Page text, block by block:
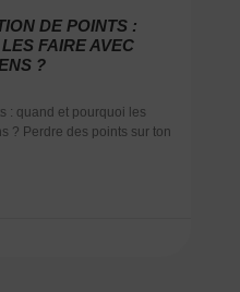
DE POINTS :
FAIRE AVEC
?
: quand et pourquoi les
? Perdre des points sur ton